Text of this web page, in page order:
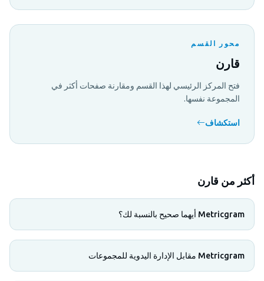
محور القسم
قارن
فتح المركز الرئيسي لهذا القسم ومقارنة صفحات أكثر في
المجموعة نفسها.
استكشاف
أكثر من قارن
Metricgram أيهما صحيح بالنسبة لك؟
Metricgram مقابل الإدارة اليدوية للمجموعات